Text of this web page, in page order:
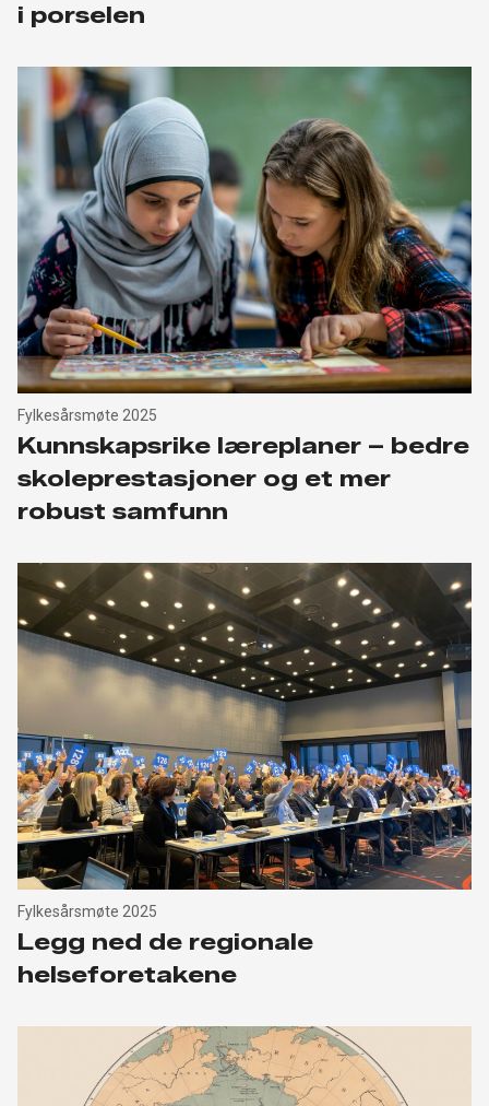
i porselen
Fylkesårsmøte 2025
Kunnskapsrike læreplaner – bedre
skoleprestasjoner og et mer
robust samfunn
Fylkesårsmøte 2025
Legg ned de regionale
helseforetakene